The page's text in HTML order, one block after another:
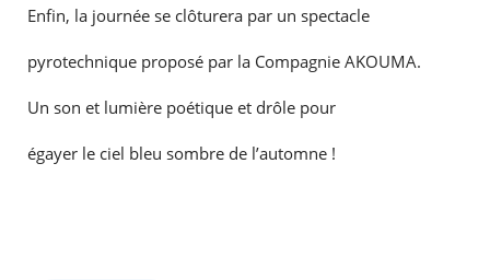
Enfin, la journée se clôturera par un spectacle
pyrotechnique proposé par la Compagnie AKOUMA.
Un son et lumière poétique et drôle pour
égayer le ciel bleu sombre de l’automne !